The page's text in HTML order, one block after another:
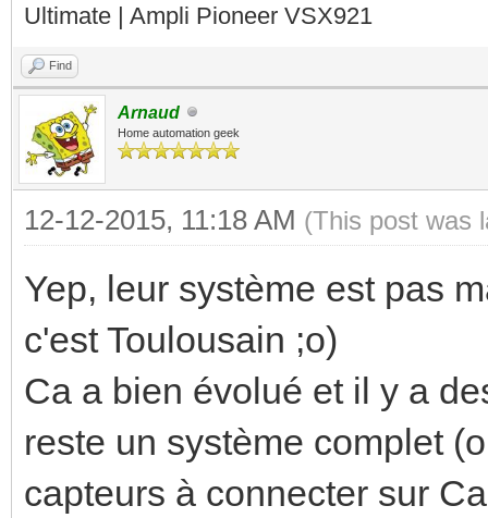
Ultimate | Ampli Pioneer VSX921
Find
Arnaud
Home automation geek
12-12-2015, 11:18 AM (This post was
Yep, leur système est pas
c'est Toulousain ;o)
Ca a bien évolué et il y a
reste un système complet
capteurs à connecter sur